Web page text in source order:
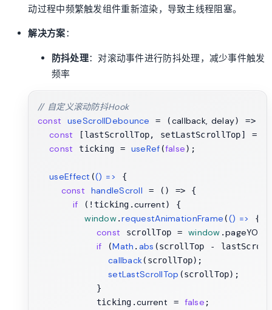
动过程中频繁触发组件重新渲染，导致主线程阻塞。
解决方案：
防抖处理：对滚动事件进行防抖处理，减少事件触发
频率
// 自定义滚动防抖Hook
const
useScrollDebounce = (callback, delay) => {
const [lastScrollTop, setLastScrollTop] =
const ticking = useRef (false);
useEffect (() => {
const handleScroll = ( ) => {
if (!ticking.current) {
window.requestAnimationFrame (() => {
const scrollTop = window .
if (Math . abs (scrollTop -
callback(scrollTop);
setLastScrollTop (scrollTop);
          }
          ticking.
current = false ;